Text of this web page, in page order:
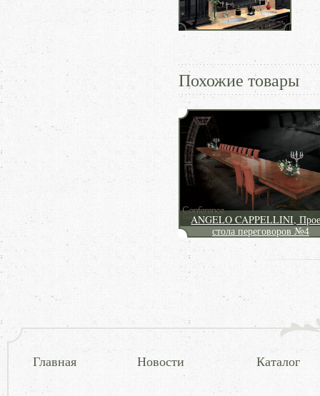
Похожие товары
ANGELO CAPPELLINI,
стола переговоров №4
Главная Новости Каталог